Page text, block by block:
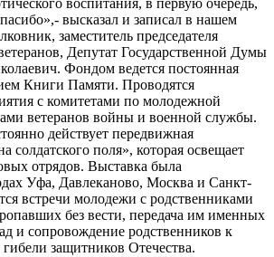
воспитания, в первую очередь,
высказал и записал в нашем
заместитель председателя
Депутат Государственной Думы
Фондом ведется постоянная
Книги Памяти. Проводятся
с комитетами по молодежной
ветеранов войны и военной службы.
действует передвижная
солдатского поля», которая освещает
отрядов. Выставка была
Уфа, Давлеканово, Москва и Санкт-
встречи молодежи с родственниками
без вести, передача им именных
и сопровождение родственников к
защитников Отечества.